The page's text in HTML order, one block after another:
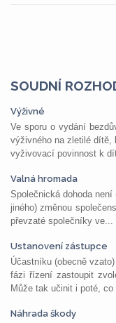
SOUDNÍ
Výživné
Ve sporu o vydání
výživného na zletilé dítě,
vyživovací povinnost k
Valná hromada
Společnická dohoda
jiného) změnou
převzaté společníky ve...
Ustanovení zástupce
Účastníku (obecně
fázi řízení zastoupit
Může tak učinit i poté, co
Náhrada škody